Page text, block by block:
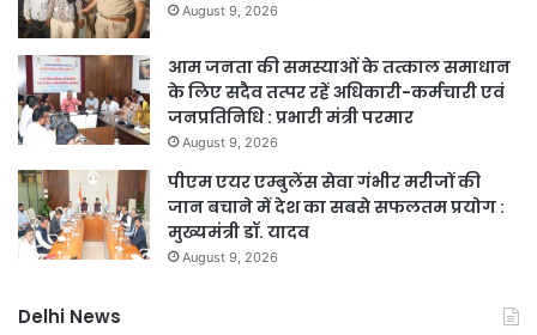
August 9, 2026
आम जनता की समस्याओं के तत्काल समाधान
के लिए सदैव तत्पर रहें अधिकारी-कर्मचारी एवं
जनप्रतिनिधि : प्रभारी मंत्री परमार
August 9, 2026
पीएम एयर एम्बुलेंस सेवा गंभीर मरीजों की
जान बचाने में देश का सबसे सफलतम प्रयोग :
मुख्यमंत्री डॉ. यादव
August 9, 2026
Delhi News